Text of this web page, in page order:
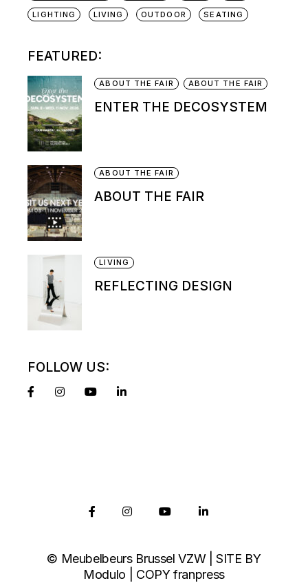
LIGHTING LIVING OUTDOOR SEATING
FEATURED:
ABOUT THE FAIR ABOUT THE FAIR
ENTER THE DECOSYSTEM
ABOUT THE FAIR
ABOUT THE FAIR
LIVING
REFLECTING DESIGN
FOLLOW US:
© Meubelbeurs Brussel VZW | SITE BY
Modulo | COPYfranpress